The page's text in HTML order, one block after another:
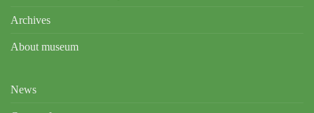
Archives
About museum
News